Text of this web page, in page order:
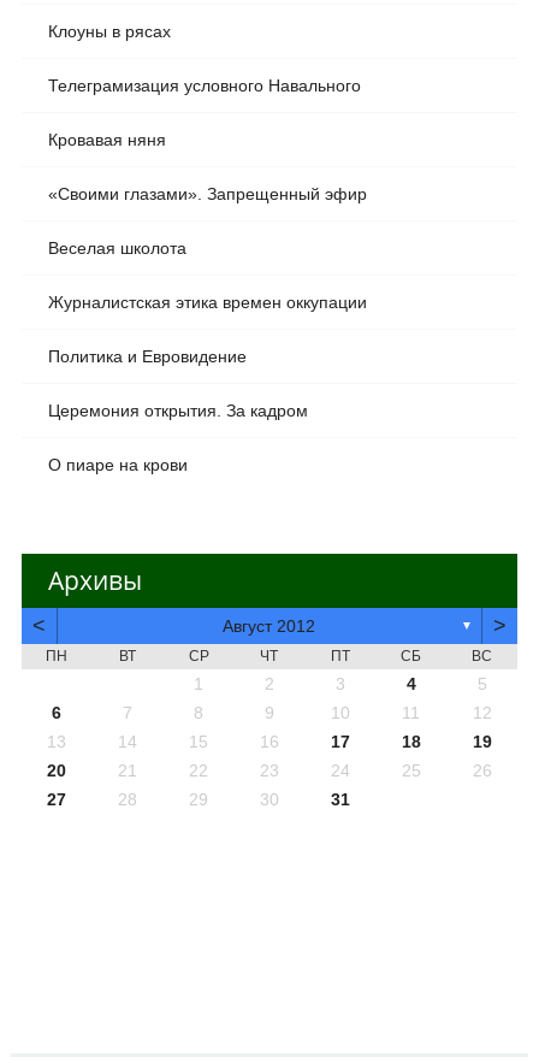
Клоуны в рясах
Телеграмизация условного Навального
Кровавая няня
«Своими глазами». Запрещенный эфир
Веселая школота
Журналистская этика времен оккупации
Политика и Евровидение
Церемония открытия. За кадром
О пиаре на крови
Архивы
< Август 2012 ▼ >
ПН ВТ СР ЧТ ПТ СБ ВС
1 2 3 4
5
6
7 8 9 10 11
12
13
14 15 16 17 18
19
20
21 22 23 24 25
26
27
28 29 30 31